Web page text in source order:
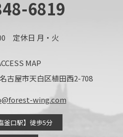
6819
定休日 月・火
MAP
古屋市天白区植田西2-708
wing.com
釜口駅】徒歩5分